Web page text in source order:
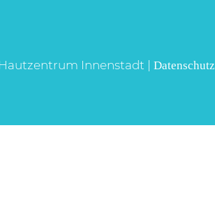
Innenstadt | Datenschutz